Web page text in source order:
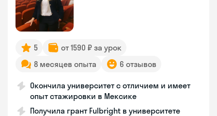
5
от 1590 ₽ за урок
8 месяцев опыта
6 отзывов
Окончила университет с отличием и имеет
опыт стажировки в Мексике
Получила грант Fulbright в университете